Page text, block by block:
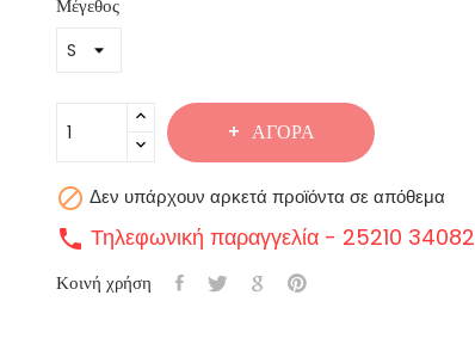
Μέγεθος
ΑΓΟΡΆ
 Δεν υπάρχουν αρκετά προϊόντα σε απόθεμα
call Τηλεφωνική παραγγελία - 25210 34082
Κοινή χρήση